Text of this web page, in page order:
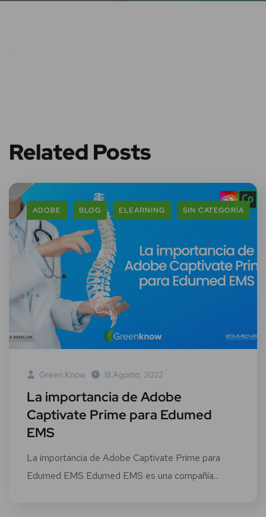
Related Posts
ADOBE BLOG ELEARNING SIN CATEGORÍA
Green Know 18 Agosto, 2022
La importancia de Adobe
Captivate Prime para Edumed
EMS
La importancia de Adobe Captivate Prime para
Edumed EMS Edumed EMS es una compañía...